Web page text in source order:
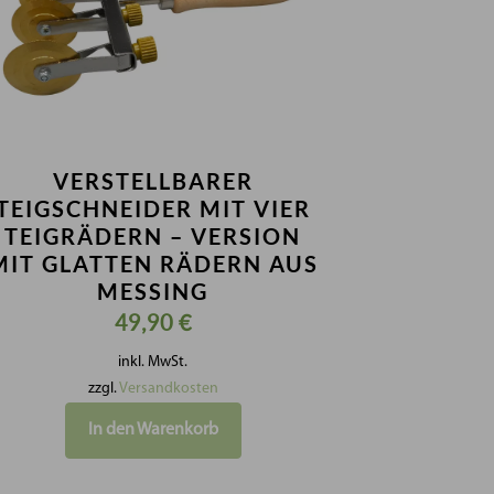
VERSTELLBARER
MIT VIER
TEIGRÄDERN – VERSION
GLATTEN RÄDERN AUS
MESSING
49,90€
inkl. MwSt.
zzgl.Versandkosten
In den Warenkorb